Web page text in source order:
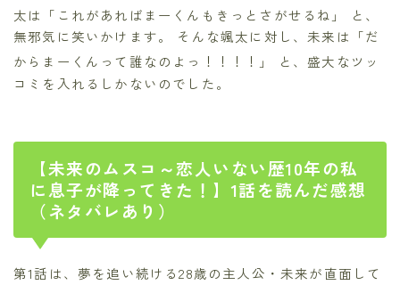
太は「これがあればまーくんもきっとさがせるね」
と、
無邪気に笑いかけます。 そんな颯太に対し、未来は「だ
からまーくんって誰なのよっ！！！！」
と、盛大なツッ
コミを入れるしかないのでした。
【未来のムスコ～恋人いない歴10年の私
に息子が降ってきた！】1話を読んだ感想
（ネタバレあり）
第1話は、夢を追い続ける28歳の主人公・未来が直面して